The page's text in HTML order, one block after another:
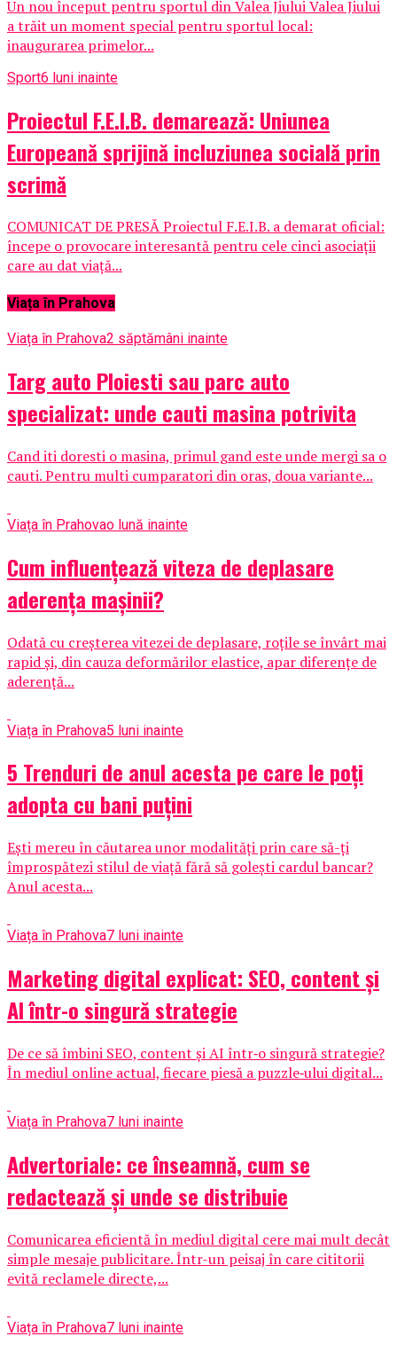
Un nou început pentru sportul din Valea Jiului Valea Jiului
a trăit un moment special pentru sportul local:
inaugurarea primelor...
Sport6 luni inainte
Proiectul F.E.I.B. demarează: Uniunea
Europeană sprijină incluziunea socială prin
scrimă
COMUNICAT DE PRESĂ Proiectul F.E.I.B. a demarat oficial:
începe o provocare interesantă pentru cele cinci asociații
care au dat viață...
Viața în Prahova
Viața în Prahova2 săptămâni inainte
Targ auto Ploiesti sau parc auto
specializat: unde cauti masina potrivita
Cand iti doresti o masina, primul gand este unde mergi sa o
cauti. Pentru multi cumparatori din oras, doua variante...
Viața în Prahovao lună inainte
Cum influențează viteza de deplasare
aderența mașinii?
Odată cu creșterea vitezei de deplasare, roțile se învârt mai
rapid și, din cauza deformărilor elastice, apar diferențe de
aderență...
Viața în Prahova5 luni inainte
5 Trenduri de anul acesta pe care le poți
adopta cu bani puțini
Ești mereu în căutarea unor modalități prin care să-ți
împrospătezi stilul de viață fără să golești cardul bancar?
Anul acesta...
Viața în Prahova7 luni inainte
Marketing digital explicat: SEO, content și
AI într-o singură strategie
De ce să îmbini SEO, content și AI într‑o singură strategie?
În mediul online actual, fiecare piesă a puzzle‑ului digital...
Viața în Prahova7 luni inainte
Advertoriale: ce înseamnă, cum se
redactează și unde se distribuie
Comunicarea eficientă în mediul digital cere mai mult decât
simple mesaje publicitare. Într-un peisaj în care cititorii
evită reclamele directe,...
Viața în Prahova7 luni inainte